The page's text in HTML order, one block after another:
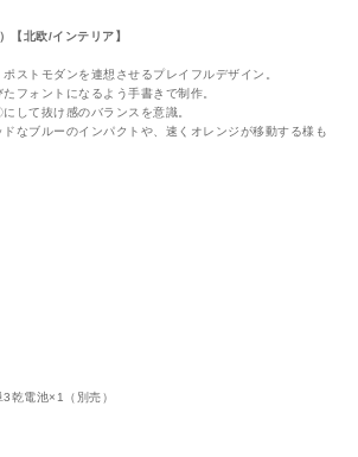
北欧/インテリア】
ポストモダンを連想させるプレイフルデザイン。
フォントになるよう手書きで制作。
して抜け感のバランスを意識。
なブルーのインパクトや、速くオレンジが移動する様も
乾電池×1（別売）